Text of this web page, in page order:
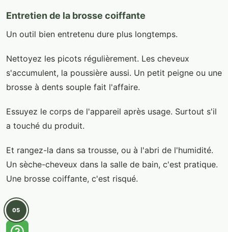
Entretien de la brosse coiffante
Un outil bien entretenu dure plus longtemps.
Nettoyez les picots régulièrement. Les cheveux
s'accumulent, la poussière aussi. Un petit peigne ou une
brosse à dents souple fait l'affaire.
Essuyez le corps de l'appareil après usage. Surtout s'il
a touché du produit.
Et rangez-la dans sa trousse, ou à l'abri de l'humidité.
Un sèche-cheveux dans la salle de bain, c'est pratique.
Une brosse coiffante, c'est risqué.
05